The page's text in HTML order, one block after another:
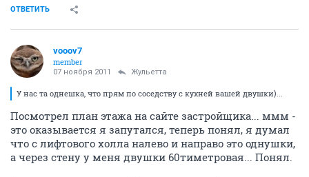
ОТВЕТИТЬ
vooov7
member
07 ноября 2011 Жульетта
У нас та однешка, что прям по соседству с кухней вашей двушки)...
Посмотрел план этажа на сайте застройщика... ммм -
это оказывается я запутался, теперь понял, я думал
что с лифтового холла налево и направо это однушки,
а через стену у меня двушки 60тиметровая... Понял.